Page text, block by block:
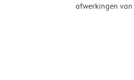
afwerkingen